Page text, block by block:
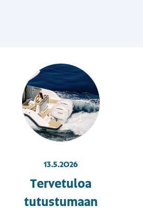
13.5.2026
Tervetuloa
tutustumaan